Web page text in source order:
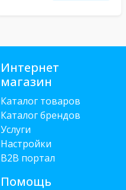
Интернет
магазин
Каталог товаров
Каталог брендов
Услуги
Настройки
B2B портал
Помощь